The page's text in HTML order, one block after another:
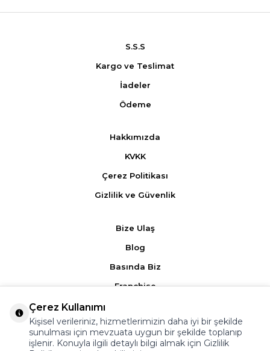
S.S.S
Kargo ve Teslimat
İadeler
Ödeme
Hakkımızda
KVKK
Çerez Politikası
Gizlilik ve Güvenlik
Bize Ulaş
Blog
Basında Biz
Franchise
Ürün Yorumları
Kampanyalar
Çerez Kullanımı
Kişisel verileriniz, hizmetlerimizin daha iyi bir şekilde
sunulması için mevzuata uygun bir şekilde toplanıp
işlenir. Konuyla ilgili detaylı bilgi almak için Gizlilik